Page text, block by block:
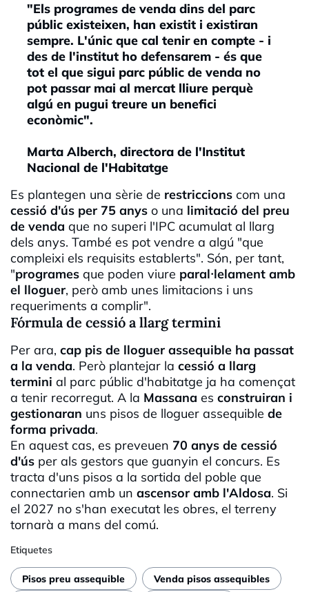
"Els programes de venda dins del parc
públic existeixen, han existit i existiran
sempre. L'únic que cal tenir en compte - i
des de l'institut ho defensarem - és que
tot el que sigui parc públic de venda no
pot passar mai al mercat lliure perquè
algú en pugui treure un benefici
econòmic".
Marta Alberch, directora de l'Institut
Nacional de l'Habitatge
Es plantegen una sèrie de restriccions com una
cessió d'ús per 75 anys o una limitació del preu
de venda que no superi l'IPC acumulat al llarg
dels anys. També es pot vendre a algú "que
compleixi els requisits establerts". Són, per tant,
"programes que poden viure paral·lelament amb
el lloguer, però amb unes limitacions i uns
requeriments a complir".
Fórmula de cessió a llarg termini
Per ara, cap pis de lloguer assequible ha passat
a la venda. Però plantejar la cessió a llarg
termini al parc públic d'habitatge ja ha començat
a tenir recorregut. A la Massana es construiran i
gestionaran uns pisos de lloguer assequible de
forma privada.
En aquest cas, es preveuen 70 anys de cessió
d'ús per als gestors que guanyin el concurs. Es
tracta d'uns pisos a la sortida del poble que
connectarien amb un ascensor amb l'Aldosa. Si
el 2027 no s'han executat les obres, el terreny
tornarà a mans del comú.
Etiquetes
Pisos preu assequible
Venda pisos assequibles